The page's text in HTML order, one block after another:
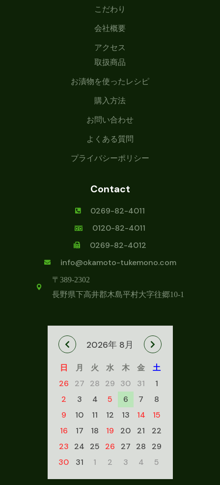
こだわり
会社概要
アクセス
取扱商品
お漬物を使ったレシピ
購入方法
お問い合わせ
よくある質問
プライバシーポリシー
Contact
0269-82-4011
0120-82-4011
0269-82-4012
info@okamoto-tukemono.com
〒389-2302
長野県下高井郡木島平村大字往郷10-1
2026年 8月
日 月 火 水 木 金
土
26
27 28 29 30 31
1
2
3 4 5 6 7
8
9
10 11 12 13 14
15
16
17 18 19 20 21
22
23
24 25 26 27 28
29
30
31 1 2 3 4 5